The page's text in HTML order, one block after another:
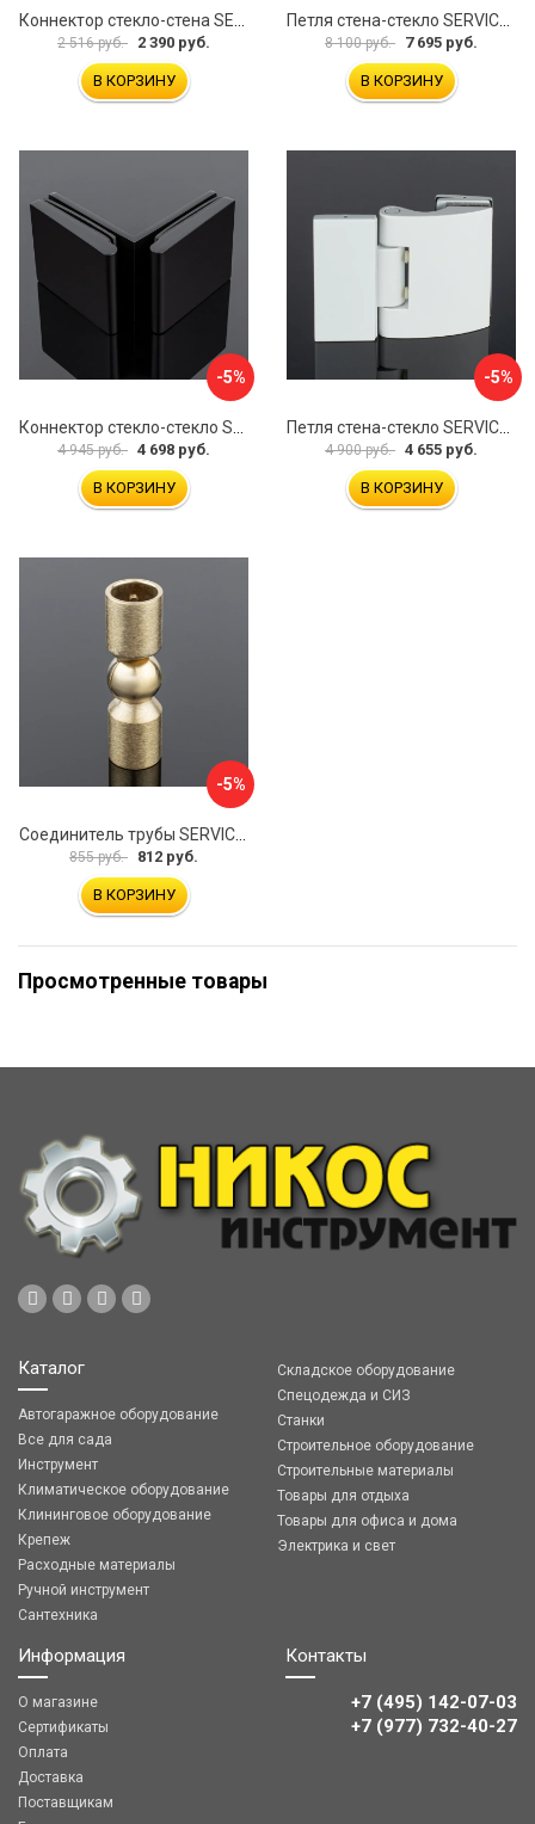
Коннектор стекло-стена SERVICE PLUS K02-203WM/sus304
2 516 руб. 2 390 руб.
В КОРЗИНУ
Петля стена-стекло SERVICE PLUS P03-101CR/brass
8 100 руб. 7 695 руб.
В КОРЗИНУ
-5%
4 945 руб. 4 698 руб.
В КОРЗИНУ
-5%
4 900 руб. 4 655 руб.
В КОРЗИНУ
-5%
855 руб. 812 руб.
В КОРЗИНУ
Просмотренные товары
Каталог
Автогаражное оборудование
Все для сада
Инструмент
Климатическое оборудование
Клининговое оборудование
Крепеж
Расходные материалы
Ручной инструмент
Сантехника
Складское оборудование
Спецодежда и СИЗ
Станки
Строительное оборудование
Строительные материалы
Товары для отдыха
Товары для офиса и дома
Электрика и свет
Информация
О магазине
Сертификаты
Оплата
Доставка
Поставщикам
Контакты
+7 (495) 142-07-03
‎‎+7 (977) 732-40-27